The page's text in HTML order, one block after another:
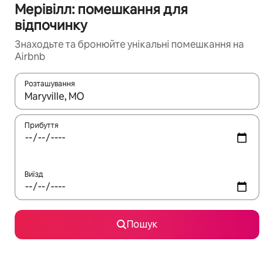
Мерівілл: помешкання для
відпочинку
Знаходьте та бронюйте унікальні помешкання на
Airbnb
Розташування
Отримавши результати пошуку, використовуйте для
Прибуття
Виїзд
Пошук